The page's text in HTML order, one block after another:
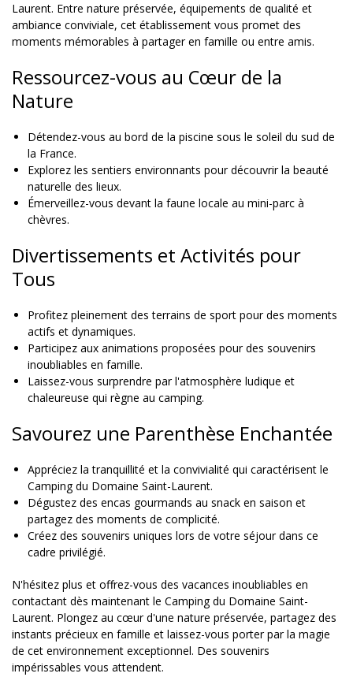
Laurent. Entre nature préservée, équipements de qualité et
ambiance conviviale, cet établissement vous promet des
moments mémorables à partager en famille ou entre amis.
Ressourcez-vous au Cœur de la
Nature
Détendez-vous au bord de la piscine sous le soleil du sud de
la France.
Explorez les sentiers environnants pour découvrir la beauté
naturelle des lieux.
Émerveillez-vous devant la faune locale au mini-parc à
chèvres.
Divertissements et Activités pour
Tous
Profitez pleinement des terrains de sport pour des moments
actifs et dynamiques.
Participez aux animations proposées pour des souvenirs
inoubliables en famille.
Laissez-vous surprendre par l'atmosphère ludique et
chaleureuse qui règne au camping.
Savourez une Parenthèse Enchantée
Appréciez la tranquillité et la convivialité qui caractérisent le
Camping du Domaine Saint-Laurent.
Dégustez des encas gourmands au snack en saison et
partagez des moments de complicité.
Créez des souvenirs uniques lors de votre séjour dans ce
cadre privilégié.
N'hésitez plus et offrez-vous des vacances inoubliables en
contactant dès maintenant le Camping du Domaine Saint-
Laurent. Plongez au cœur d'une nature préservée, partagez des
instants précieux en famille et laissez-vous porter par la magie
de cet environnement exceptionnel. Des souvenirs
impérissables vous attendent.